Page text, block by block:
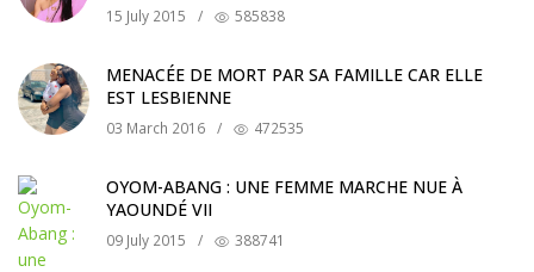
15 July 2015 / 585838
MENACÉE DE MORT PAR SA FAMILLE CAR ELLE
EST LESBIENNE
03 March 2016 / 472535
OYOM-ABANG : UNE FEMME MARCHE NUE À
YAOUNDÉ VII
09 July 2015 / 388741